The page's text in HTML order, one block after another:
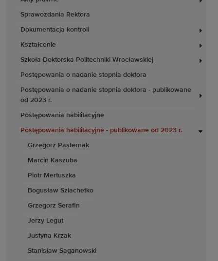
Sprawozdania Rektora
Dokumentacja kontroli
Kształcenie
Szkoła Doktorska Politechniki Wrocławskiej
Postępowania o nadanie stopnia doktora
Postępowania o nadanie stopnia doktora - publikowane
od 2023 r.
Postępowania habilitacyjne
Postępowania habilitacyjne - publikowane od 2023 r.
Grzegorz Pasternak
Marcin Kaszuba
Piotr Mertuszka
Bogusław Szlachetko
Grzegorz Serafin
Jerzy Legut
Justyna Krzak
Stanisław Saganowski